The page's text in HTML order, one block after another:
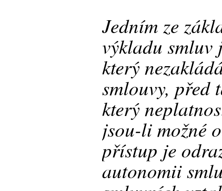
Jedním ze
výkladu
který
smlouvy, před
který
jsou-li možné
přístup je
autonomii